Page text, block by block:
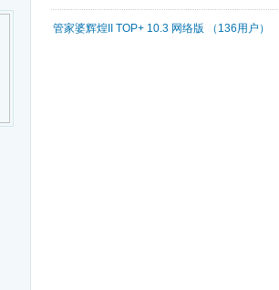
管家婆辉煌II TOP+ 10.3 网络版 （136用户）